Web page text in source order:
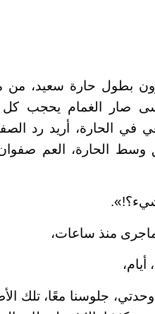
بطول حارة سعيد، من
صار الغمام يحجب
في الحارة، أريد رد
وسط الحارة، العم
ماجرى منذ ساعات،
وحدتي، جلوسنا معًا،